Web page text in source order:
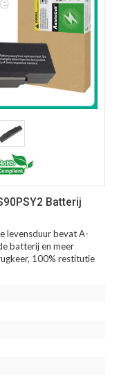
Batterij
levensduur bevat A-
batterij en meer
100% restitutie